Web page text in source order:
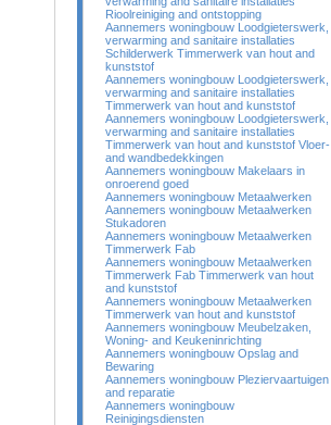
Rioolreiniging and ontstopping
Aannemers woningbouw Loodgieterswerk,
verwarming and sanitaire installaties
Schilderwerk Timmerwerk van hout and
kunststof
Aannemers woningbouw Loodgieterswerk,
verwarming and sanitaire installaties
Timmerwerk van hout and kunststof
Aannemers woningbouw Loodgieterswerk,
verwarming and sanitaire installaties
Timmerwerk van hout and kunststof Vloer-
and wandbedekkingen
Aannemers woningbouw Makelaars in
onroerend goed
Aannemers woningbouw Metaalwerken
Aannemers woningbouw Metaalwerken
Stukadoren
Aannemers woningbouw Metaalwerken
Timmerwerk Fab
Aannemers woningbouw Metaalwerken
Timmerwerk Fab Timmerwerk van hout
and kunststof
Aannemers woningbouw Metaalwerken
Timmerwerk van hout and kunststof
Aannemers woningbouw Meubelzaken,
Woning- and Keukeninrichting
Aannemers woningbouw Opslag and
Bewaring
Aannemers woningbouw Pleziervaartuigen
and reparatie
Aannemers woningbouw
Reinigingsdiensten